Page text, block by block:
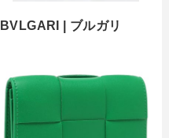
BVLGARI | ブルガリ